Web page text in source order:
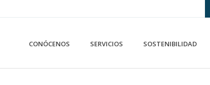
CONÓCENOS SERVICIOS SOSTENIBILIDAD